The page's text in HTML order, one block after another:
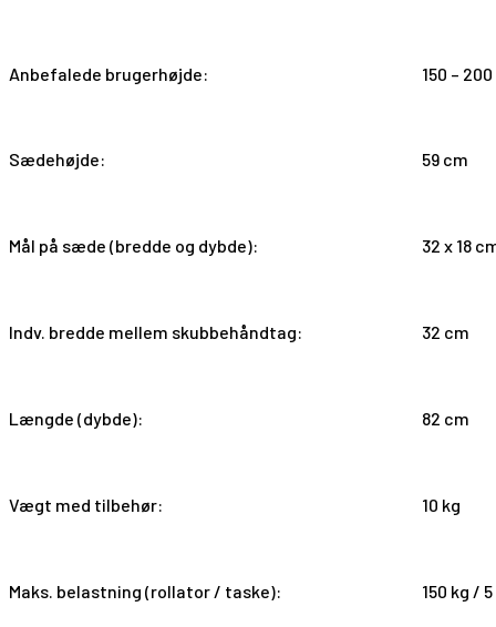
Anbefalede brugerhøjde: 150 –
Sædehøjde: 59 cm
Mål på sæde (bredde og dybde): 32 x 18
Indv. bredde mellem skubbehåndtag: 32 cm
Længde (dybde): 82 cm
Vægt med tilbehør: 10 kg
Maks. belastning (rollator / taske): 150 kg /